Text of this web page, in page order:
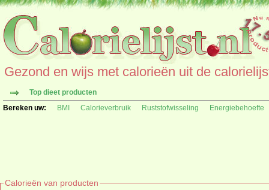
Gezond en wijs met calorieën uit de
Top dieet producten
Bereken uw:
BMI Calorieverbruik Ruststofwisseling Energiebehoefte
Calorieën van producten